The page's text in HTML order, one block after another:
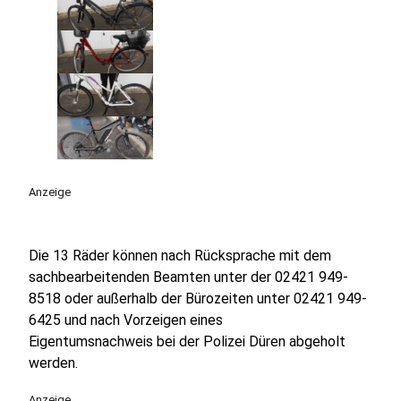
Anzeige
Die 13 Räder können nach Rücksprache mit dem
sachbearbeitenden Beamten unter der 02421 949-
8518 oder außerhalb der Bürozeiten unter 02421 949-
6425 und nach Vorzeigen eines
Eigentumsnachweis bei der Polizei Düren abgeholt
werden.